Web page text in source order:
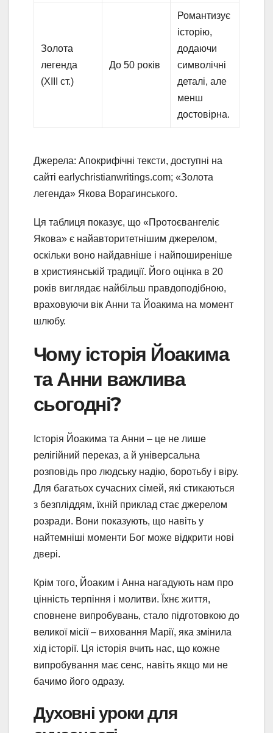
Золота
легенда
(XIII ст.)
До 50 років
Романтизує
історію,
додаючи
символічні
деталі, але
менш
достовірна.
Джерела: Апокрифічні тексти, доступні на
сайті earlychristianwritings.com; «Золота
легенда» Якова Ворагинського.
Ця таблиця показує, що «Протоєвангеліє
Якова» є найавторитетнішим джерелом,
оскільки воно найдавніше і найпоширеніше
в християнській традиції. Його оцінка в 20
років виглядає найбільш правдоподібною,
враховуючи вік Анни та Йоакима на момент
шлюбу.
Чому історія Йоакима
та Анни важлива
сьогодні?
Історія Йоакима та Анни – це не лише
релігійний переказ, а й універсальна
розповідь про людську надію, боротьбу і віру.
Для багатьох сучасних сімей, які стикаються
з безпліддям, їхній приклад стає джерелом
розради. Вони показують, що навіть у
найтемніші моменти Бог може відкрити нові
двері.
Крім того, Йоаким і Анна нагадують нам про
цінність терпіння і молитви. Їхнє життя,
сповнене випробувань, стало підготовкою до
великої місії – виховання Марії, яка змінила
хід історії. Ця історія вчить нас, що кожне
випробування має сенс, навіть якщо ми не
бачимо його одразу.
Духовні уроки для